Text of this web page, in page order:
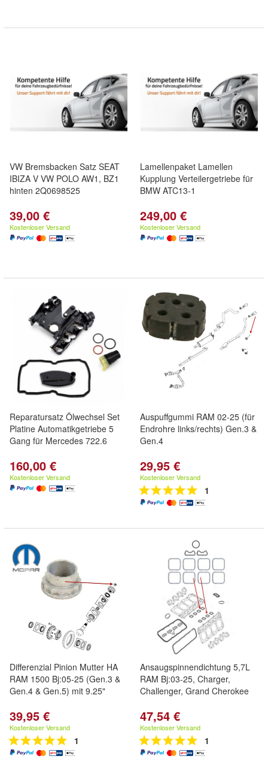
VW Bremsbacken Satz SEAT
IBIZA V VW POLO AW1, BZ1
hinten 2Q0698525
39,00 €
Kostenloser Versand
Lamellenpaket Lamellen
Kupplung Verteilergetriebe für
BMW ATC13-1
249,00 €
Kostenloser Versand
Reparatursatz Ölwechsel Set
Platine Automatikgetriebe 5
Gang für Mercedes 722.6
160,00 €
Kostenloser Versand
Auspuffgummi RAM 02-25 (für
Endrohre links/rechts) Gen.3 &
Gen.4
29,95 €
Kostenloser Versand
1
Differenzial Pinion Mutter HA
RAM 1500 Bj:05-25 (Gen.3 &
Gen.4 & Gen.5) mit 9.25"
39,95 €
Kostenloser Versand
1
Ansaugspinnendichtung 5,7L
RAM Bj:03-25, Charger,
Challenger, Grand Cherokee
47,54 €
Kostenloser Versand
1